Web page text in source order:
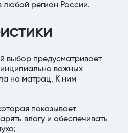
любой регион России.
выбор предусматривает
важных
на матрац. К ним
показывает
влагу и обеспечивать